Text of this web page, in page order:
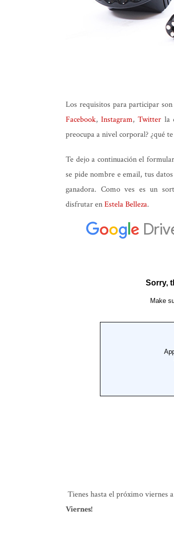
Los requisitos para participar
Facebook,Instagram,Twitter la
preocupa a nivel corporal? ¿qué
Te dejo a continuación el
se pide nombre e email, tus
ganadora. Como ves es un
disfrutar enEstela Belleza.
Tienes hasta el próximo viernes
Viernes!